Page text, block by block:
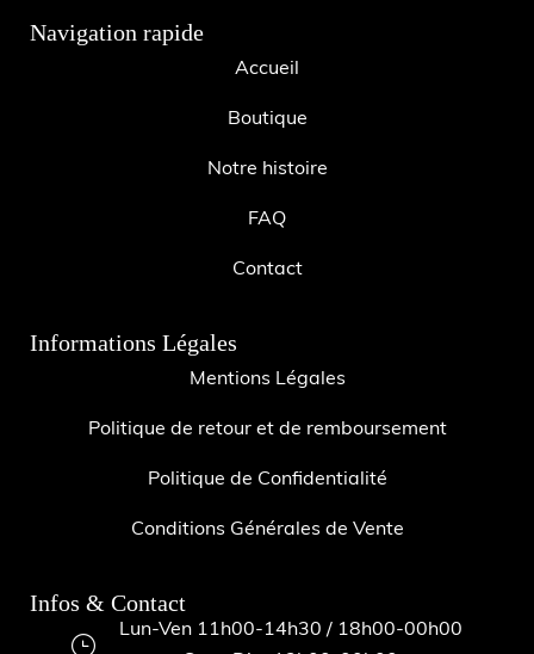
Navigation rapide
Accueil
Boutique
Notre histoire
FAQ
Contact
Informations Légales
Mentions Légales
Politique de retour et de remboursement
Politique de Confidentialité
Conditions Générales de Vente
Infos & Contact
Lun-Ven 11h00-14h30 / 18h00-00h00